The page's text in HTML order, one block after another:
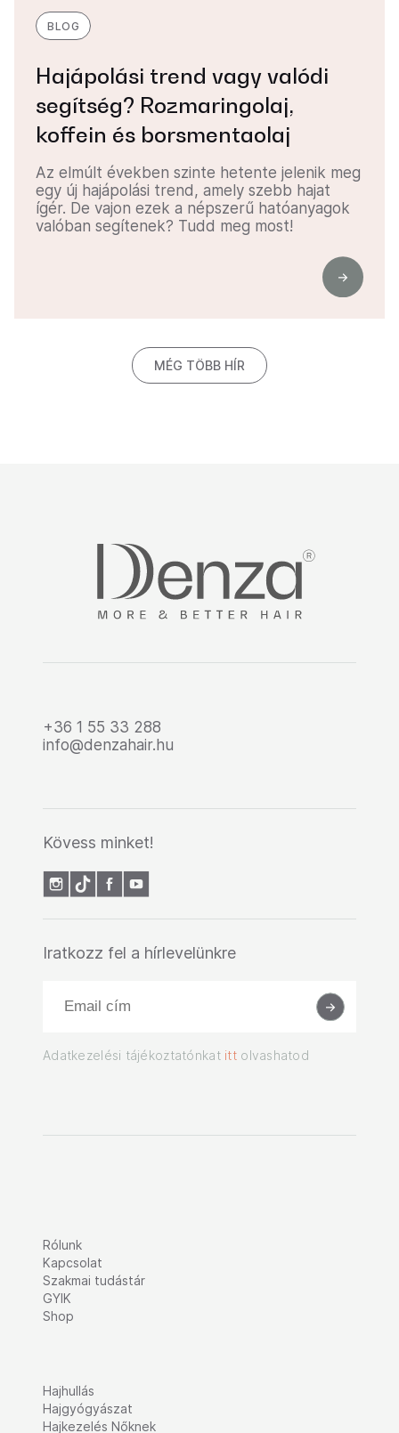
BLOG
Hajápolási trend vagy valódi
segítség? Rozmaringolaj,
koffein és borsmentaolaj
Az elmúlt években szinte hetente jelenik meg
egy új hajápolási trend, amely szebb hajat
ígér. De vajon ezek a népszerű hatóanyagok
valóban segítenek? Tudd meg most!
MÉG TÖBB HÍR
+36 1 55 33 288
info@denzahair.hu
Kövess minket!
Iratkozz fel a hírlevelünkre
Adatkezelési tájékoztatónkat ittolvashatod
Rólunk
Kapcsolat
Szakmai tudástár
GYIK
Shop
Hajhullás
Hajgyógyászat
Hajkezelés Nőknek